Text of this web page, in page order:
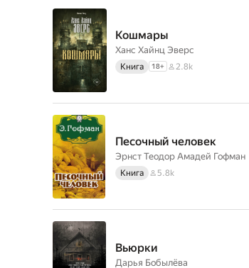
Кошмары
Ханс Хайнц Эверс
Книга 18+ 2.8k
Песочный человек
Эрнст Теодор Амадей Гофман
Книга 5.8k
Вьюрки
Дарья Бобылёва